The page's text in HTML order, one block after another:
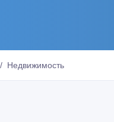
Недвижимость